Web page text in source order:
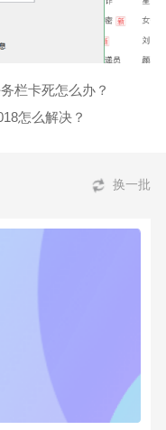
栏卡死怎么办？
怎么解决？
换一批